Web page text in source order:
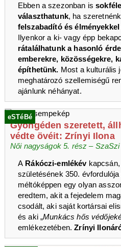
Ebben a szezonban is
választhatunk, ha
felszabadító és
Ilyenkor a ki- vagy épp
rátalálhatunk a hasonló
emberekre, közösségekre,
építhetünk. Most a kulturális
meghatározó szellemiségű
ajánlunk néhányat.
eSTéBé
Gyöngéden szeretett,
védte övéit: Zrínyi Ilona
Női nagyságok 5. rész –
A Rákóczi-emlékévkapcsán,
születésének 350. évfordulója
méltóképpen egy olyan
eredtem, akit a fejedelem
csodált, aki saját kortársai
és aki „Munkács hős
emlékezetében.Zrínyi